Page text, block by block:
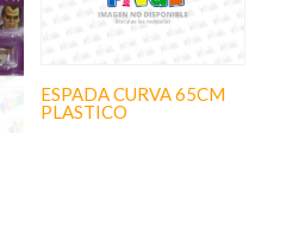
ESPADA CURVA 65CM
PLASTICO